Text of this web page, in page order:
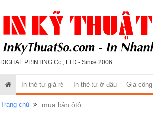
DIGITAL PRINTING Co., LTD - Since 2006
In thẻ từ giá rẻ In thẻ từ ở đâu Gia
Trang chủ mua bán ôtô